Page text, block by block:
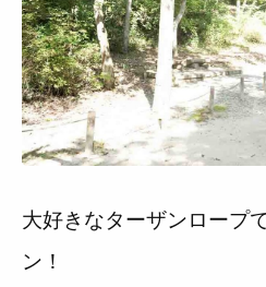
大好きなターザンロープ
ン！